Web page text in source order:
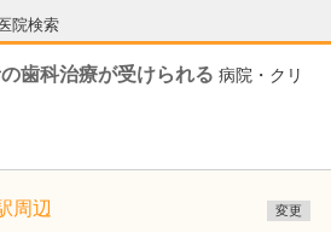
院検索
歯科治療が受けられる 病院・クリ
周辺 変更